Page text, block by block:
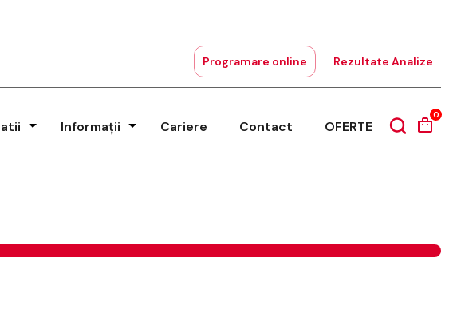
Programare online Rezultate Analize
Informații Cariere Contact OFERTE
0